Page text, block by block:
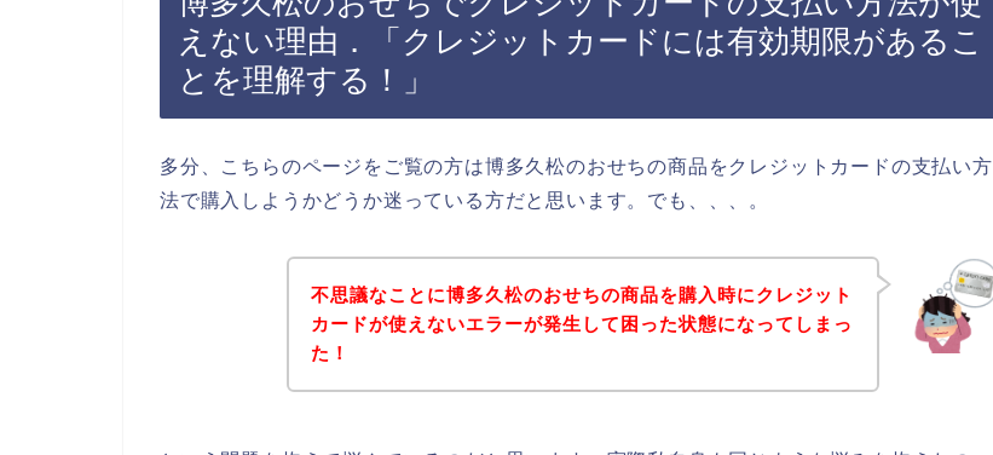
えない理由．「クレジットカードには有効期限があるこ
とを理解する！」
多分、こちらのページをご覧の方は博多久松のおせちの商品をクレジットカードの支払い方
法で購入しようかどうか迷っている方だと思います。でも、、、。
不思議なことに博多久松のおせちの商品を購入時にクレジット
カードが使えないエラーが発生して困った状態になってしまっ
た！